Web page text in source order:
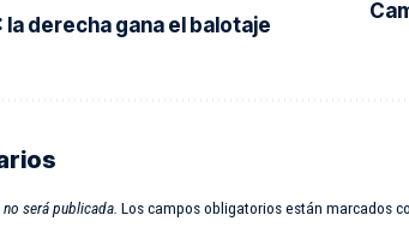
la derecha gana el balotaje
será publicada. Los campos obligatorios están marcados